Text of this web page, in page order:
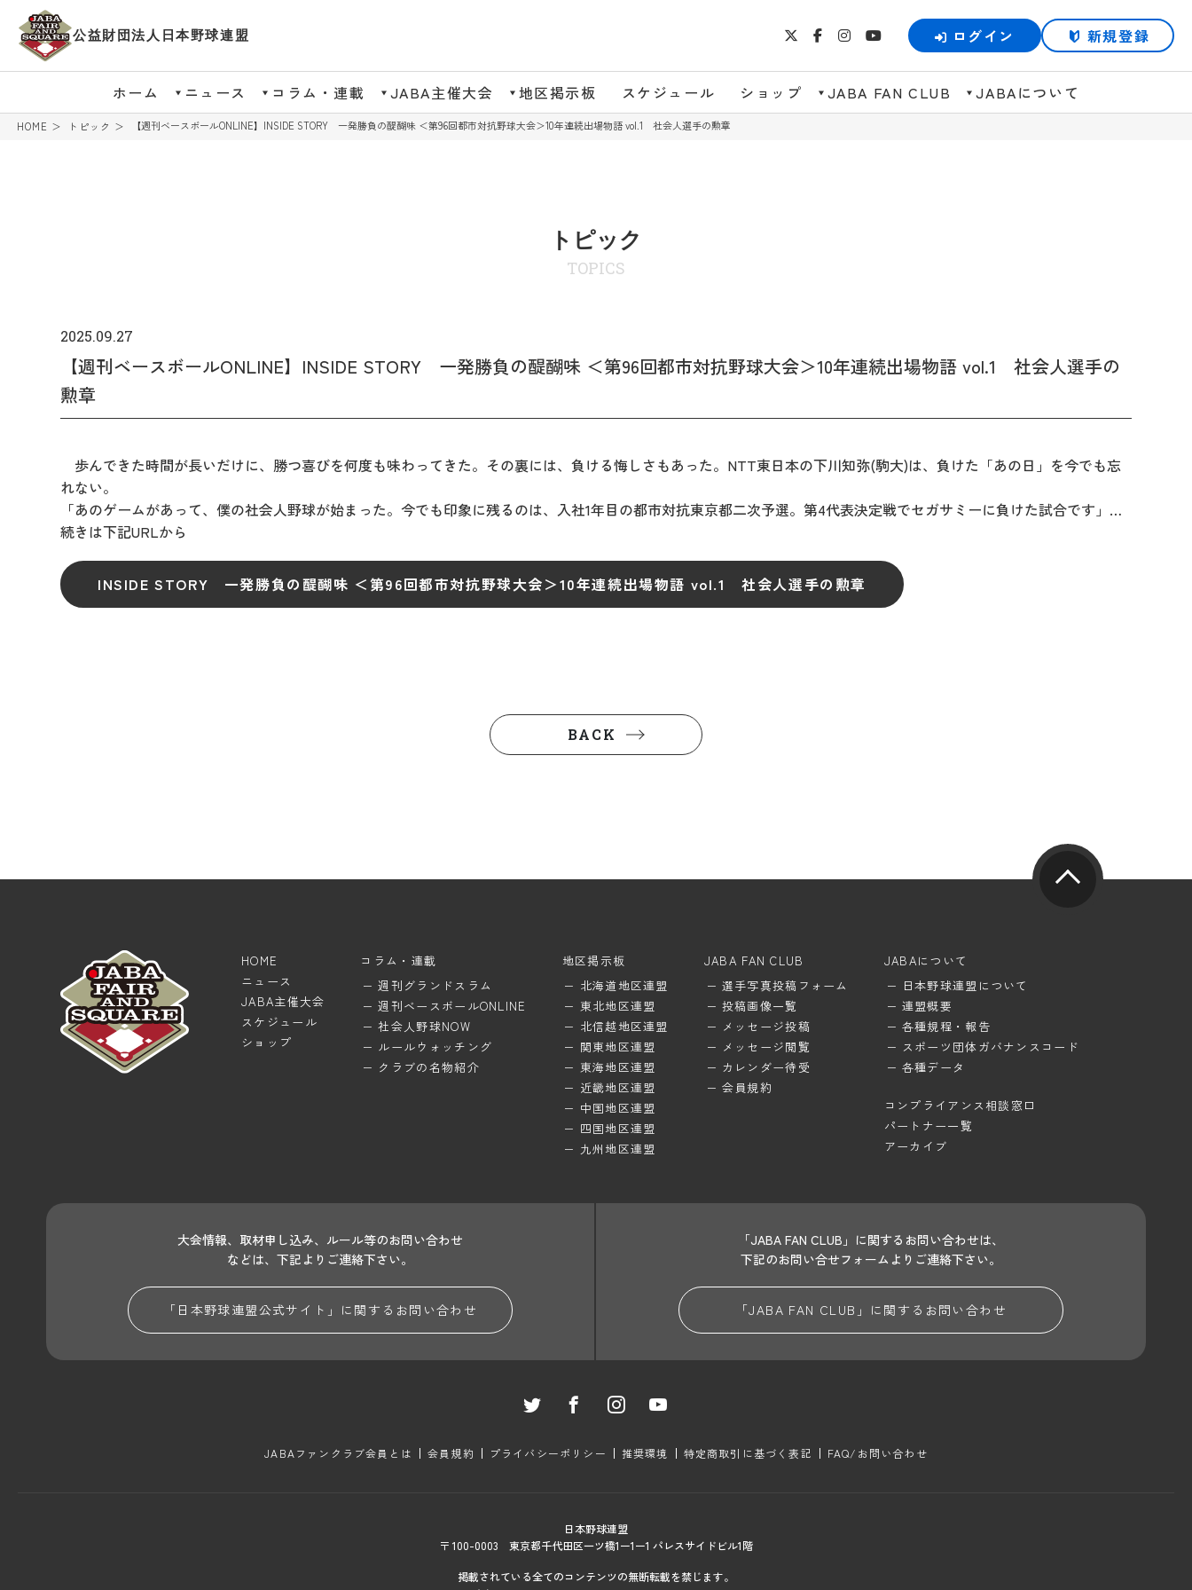
公益財団法人日本野球連盟 ログイン 新規登録
ホーム ニュース コラム・連載 JABA主催大会 地区掲示板 スケジュール ショップ JABA FAN CLUB JABAについて
HOME トピック 【週刊ベースボールONLINE】INSIDE STORY 一発勝負の醍醐味 ＜第96回都市対抗野球大会＞10年連続出場物語 vol.1 社会人選手の勲章
トピック
TOPICS
2025.09.27
【週刊ベースボールONLINE】INSIDE STORY 一発勝負の醍醐味 ＜第96回都市対抗野球大会＞10年連続出場物語 vol.1 社会人選手の
勲章
歩んできた時間が長いだけに、勝つ喜びを何度も味わってきた。その裏には、負ける悔しさもあった。NTT東日本の下川知弥(駒大)は、負けた「あの日」を今でも忘
れない。
「あのゲームがあって、僕の社会人野球が始まった。今でも印象に残るのは、入社1年目の都市対抗東京都二次予選。第4代表決定戦でセガサミーに負けた試合です」…
続きは下記URLから
INSIDE STORY 一発勝負の醍醐味 ＜第96回都市対抗野球大会＞10年連続出場物語 vol.1 社会人選手の勲章
BACK
HOME
ニュース
JABA主催大会
スケジュール
ショップ
コラム・連載
週刊グランドスラム
週刊ベースボールONLINE
社会人野球NOW
ルールウォッチング
クラブの名物紹介
地区掲示板
北海道地区連盟
東北地区連盟
北信越地区連盟
関東地区連盟
東海地区連盟
近畿地区連盟
中国地区連盟
四国地区連盟
九州地区連盟
JABA FAN CLUB
選手写真投稿フォーム
投稿画像一覧
メッセージ投稿
メッセージ閲覧
カレンダー待受
会員規約
JABAについて
日本野球連盟について
連盟概要
各種規程・報告
スポーツ団体ガバナンスコード
各種データ
コンプライアンス相談窓口
パートナー一覧
アーカイブ
大会情報、取材申し込み、ルール等のお問い合わせ
などは、下記よりご連絡下さい。
「日本野球連盟公式サイト」に関する お問い合わせ
「JABA FAN CLUB」に関するお問い合わせは、
下記のお問い合せフォームよりご連絡下さい。
「JABA FAN CLUB」に関する お問い合わせ
JABAファンクラブ会員とは 会員規約 プライバシーポリシー 推奨環境 特定商取引に基づく表記 FAQ/お問い合わせ
日本野球連盟
〒 100-0003 東京都千代田区一ツ橋1ー1ー1 パレスサイドビル1階
掲載されている全てのコンテンツの無断転載を禁じます。